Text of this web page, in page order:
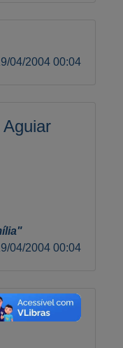
04/2004 00:04
04/2004 00:04
Almeida